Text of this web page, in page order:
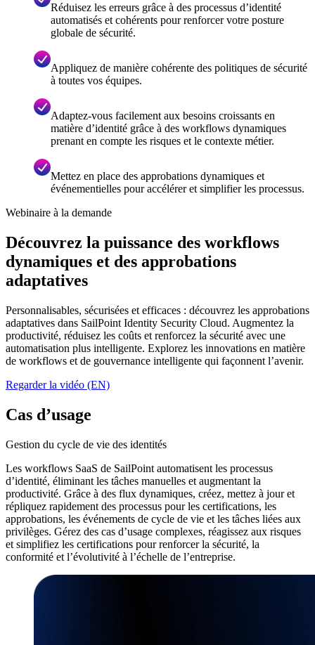
Réduisez les erreurs grâce à des processus d’identité
automatisés et cohérents pour renforcer votre posture
globale de sécurité.
Appliquez de manière cohérente des politiques de sécurité
à toutes vos équipes.
Adaptez-vous facilement aux besoins croissants en
matière d’identité grâce à des workflows dynamiques
prenant en compte les risques et le contexte métier.
Mettez en place des approbations dynamiques et
événementielles pour accélérer et simplifier les processus.
Webinaire à la demande
Découvrez la puissance des workflows
dynamiques et des approbations
adaptatives
Personnalisables, sécurisées et efficaces : découvrez les approbations
adaptatives dans SailPoint Identity Security Cloud. Augmentez la
productivité, réduisez les coûts et renforcez la sécurité avec une
automatisation plus intelligente. Explorez les innovations en matière
de workflows et de gouvernance intelligente qui façonnent l’avenir.
Regarder la vidéo (EN)
Cas d’usage
Gestion du cycle de vie des identités
Les workflows SaaS de SailPoint automatisent les processus
d’identité, éliminant les tâches manuelles et augmentant la
productivité. Grâce à des flux dynamiques, créez, mettez à jour et
répliquez rapidement des processus pour les certifications, les
approbations, les événements de cycle de vie et les tâches liées aux
privilèges. Gérez des cas d’usage complexes, réagissez aux risques
et simplifiez les certifications pour renforcer la sécurité, la
conformité et l’évolutivité à l’échelle de l’entreprise.